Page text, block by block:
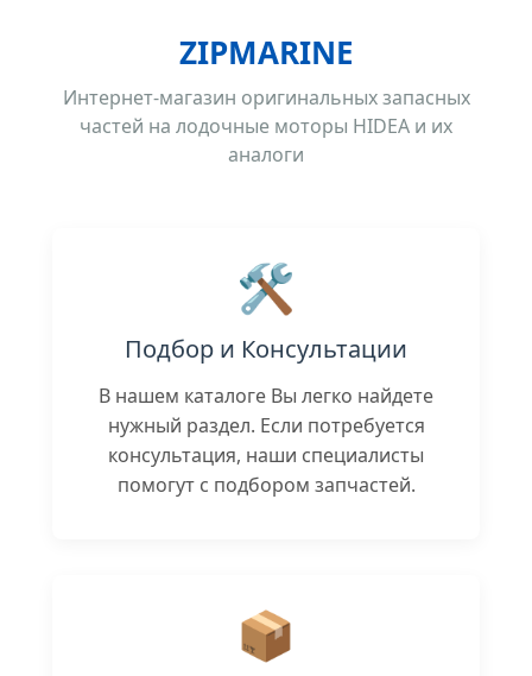
ZIPMARINE
Интернет-магазин оригинальных запасных
частей на лодочные моторы HIDEA и их
аналоги
🛠️
Подбор и Консультации
В нашем каталоге Вы легко найдете
нужный раздел. Если потребуется
консультация, наши специалисты
помогут с подбором запчастей.
📦